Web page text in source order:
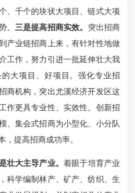
、千个的块状大项目、链式大项
。 三是提高招商实效。 突出招商
产业链招商 上来，有针对性地做
工作，努力引进一批延伸壮大我
大项目、好项目。强化专业招
商机构，突出尤溪经济开发区这
作更具专业性、实效性。创新招
、集会式招商为小型化、小分队
，提高招商成功率。
壮大主导产业。 着眼于培育产业
科学编制林产、矿产、纺织、生